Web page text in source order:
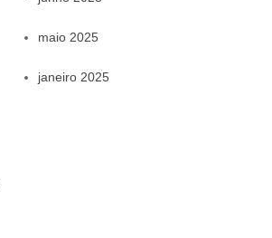
maio 2025
janeiro 2025